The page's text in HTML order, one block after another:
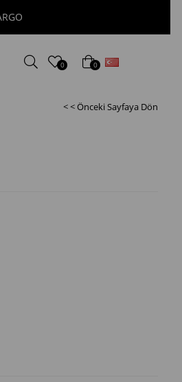
0 0
< < Önceki Sayfaya Dön